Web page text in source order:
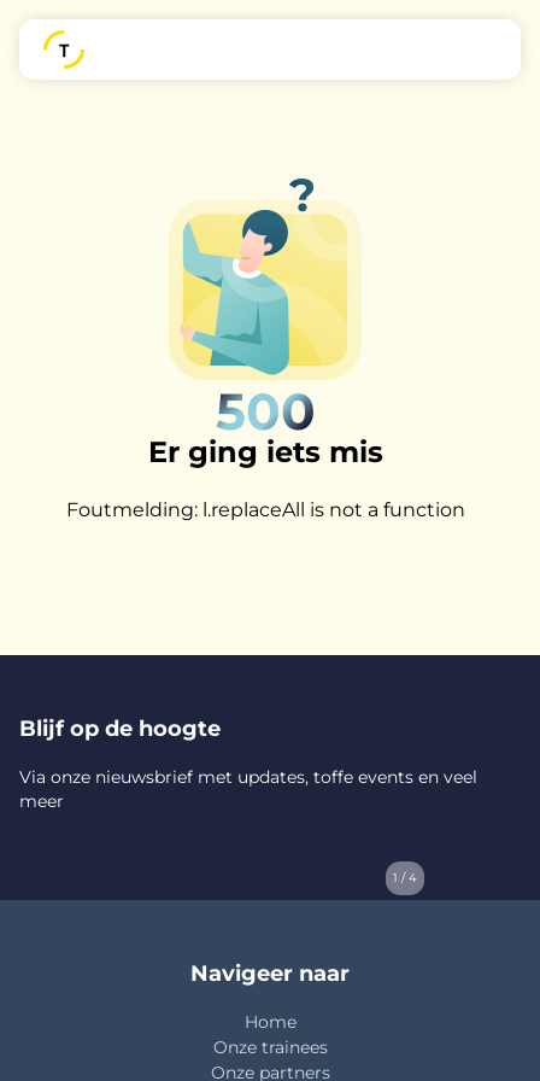
500
Er ging iets mis
Foutmelding: l.replaceAll is not a function
Blijf op de hoogte
Via onze nieuwsbrief met updates, toffe events en veel
meer
1 / 4
Navigeer naar
Home
Onze trainees
Onze partners